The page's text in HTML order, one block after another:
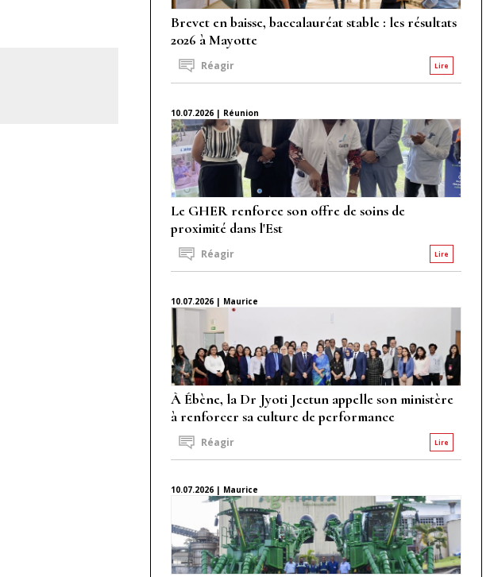
Brevet en baisse, baccalauréat stable : les résultats
2026 à Mayotte
Lire
Réagir
10.07.2026 | Réunion
Le GHER renforce son offre de soins de
proximité dans l'Est
Lire
Réagir
10.07.2026 | Maurice
À Ébène, la Dr Jyoti Jeetun appelle son ministère
à renforcer sa culture de performance
Lire
Réagir
10.07.2026 | Maurice